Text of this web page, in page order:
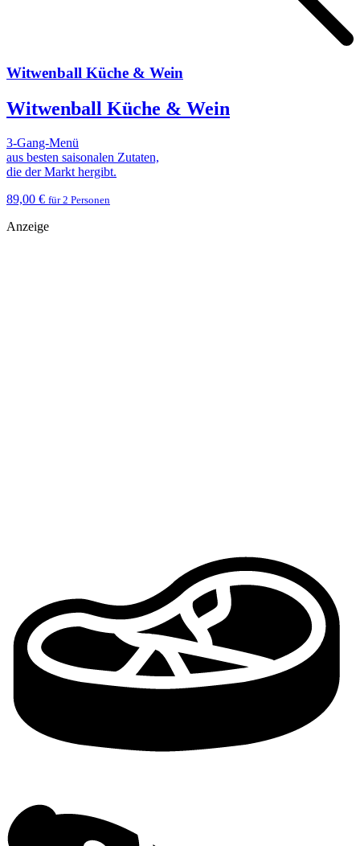
Witwenball Küche & Wein
Witwenball Küche & Wein
3-Gang-Menü
aus besten saisonalen Zutaten,
die der Markt hergibt.
89,00 € für 2 Personen
Anzeige